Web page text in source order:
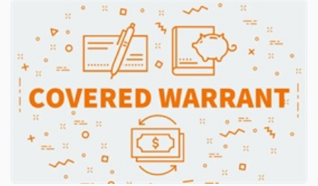
NĂNG
LƯỢNG
NGUYÊN